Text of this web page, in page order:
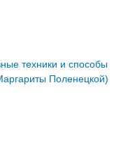
техники и способы
Поленецкой)